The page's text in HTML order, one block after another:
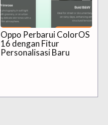
Oppo Perbarui ColorOS
16 dengan Fitur
Personalisasi Baru